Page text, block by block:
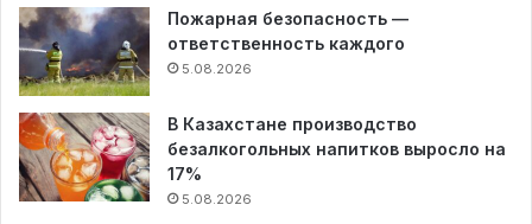
Пожарная безопасность —
ответственность каждого
5.08.2026
В Казахстане производство
безалкогольных напитков выросло на
17%
5.08.2026